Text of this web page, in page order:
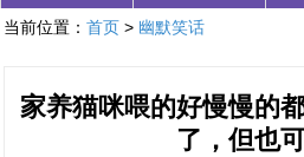
当前位置： 首页> 幽默笑话
家养猫咪喂的好慢慢的
了，但也